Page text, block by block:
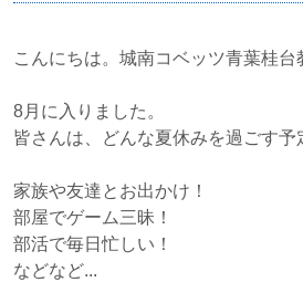
こんにちは。城南コベッツ青葉桂台
8月に入りました。
皆さんは、
どんな夏休みを過ごす予
家族や友達とお出かけ！
部屋でゲーム三昧！
部活で毎日忙しい！
などなど...